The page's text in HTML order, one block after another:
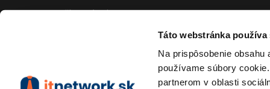
Táto webstránka
Na prispôsobenie
používame súbory
partnerom v oblasti
Učíme národ IT
Reklama
Vývoj
Kontakt